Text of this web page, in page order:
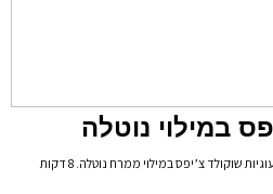
במילוי נוטלה
בשביל מה לבחור אם אפשר לשלב ביחד? עוגיות שוקולד צ’יפס במילוי ממרח נוטלה. 8 דקות